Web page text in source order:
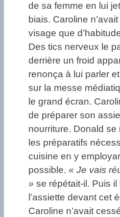
de sa femme en lui
biais. Caroline
visage que
Des tics nerveux le
derrière un froid
renonça à lui parler
sur la messe
le grand écran.
de préparer son
nourriture. Donald se
les préparatifs
cuisine en y
possible. « Je vais
» se répétait-il. Puis
l’assiette devant cet
Caroline n’avait